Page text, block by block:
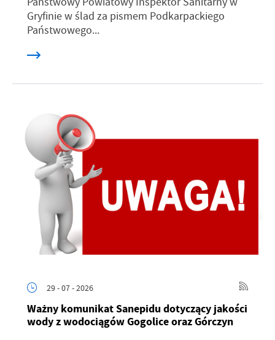
Gryfinie w ślad za pismem Podkarpackiego
Państwowego...
29 - 07 - 2026
Ważny komunikat Sanepidu dotyczący jakości
wody z wodociągów Gogolice oraz Górczyn